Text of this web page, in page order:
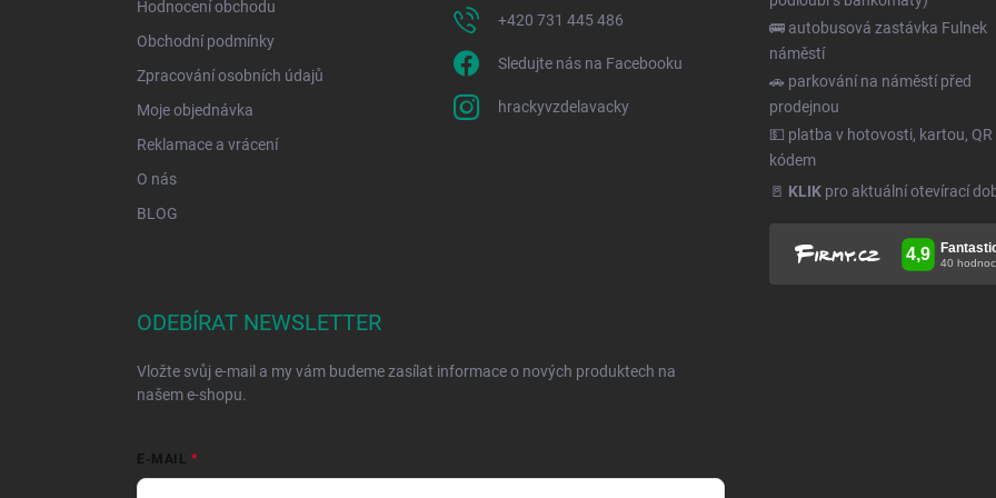
Hodnocení obchodu
Obchodní podmínky
Zpracování osobních údajů
Moje objednávka
Reklamace a vrácení
O nás
BLOG
+420 731 445 486
Sledujte nás na Facebooku
hrackyvzdelavacky
🚌 autobusová zastávka Fulnek
náměstí
🚗 parkování na náměstí před
prodejnou
💵 platba v hotovosti, kartou, QR
kódem
🚪 KLIK pro aktuální otevírací
ODEBÍRAT NEWSLETTER
Vložte svůj e-mail a my vám budeme zasílat informace o nových produktech na
našem e-shopu.
E-MAIL